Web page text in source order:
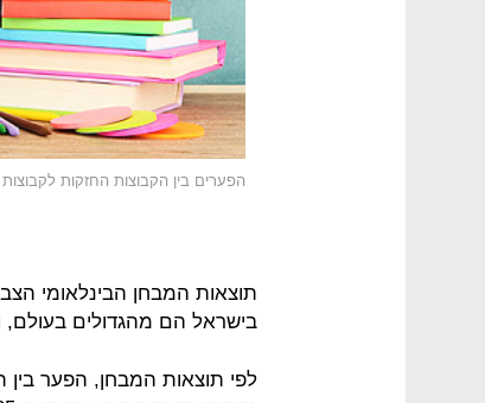
הפערים בין הקבוצות החזקות
תוצאות המבחן הבינלאומי
בישראל הם מהגדולים בעולם,